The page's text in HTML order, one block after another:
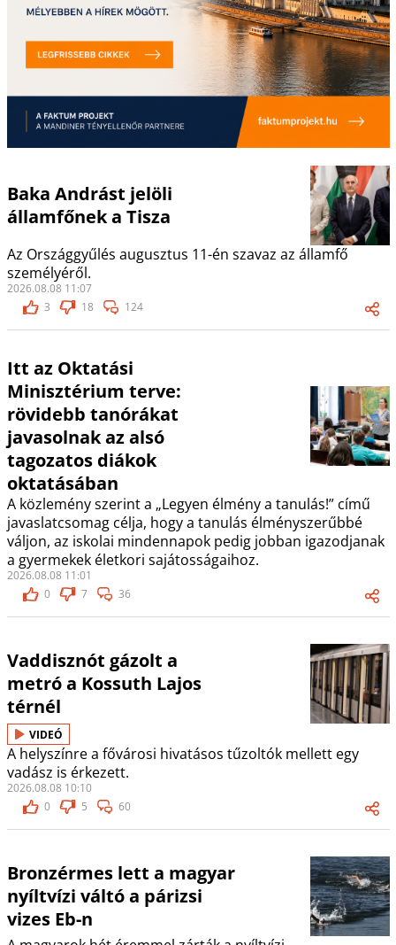
Baka Andrást jelöli
államfőnek a Tisza
Az Országgyűlés augusztus 11-én szavaz az államfő
személyéről.
2026.08.08 11:07
3
18 124
Itt az Oktatási
Minisztérium terve:
rövidebb tanórákat
javasolnak az alsó
tagozatos diákok
oktatásában
A közlemény szerint a „Legyen élmény a tanulás!” című
javaslatcsomag célja, hogy a tanulás élményszerűbbé
váljon, az iskolai mindennapok pedig jobban igazodjanak
a gyermekek életkori sajátosságaihoz.
2026.08.08 11:01
0
7 36
Vaddisznót gázolt a
metró a Kossuth Lajos
térnél
VIDEÓ
A helyszínre a fővárosi hivatásos tűzoltók mellett egy
vadász is érkezett.
2026.08.08 10:10
0
5 60
Bronzérmes lett a magyar
nyíltvízi váltó a párizsi
vizes Eb-n